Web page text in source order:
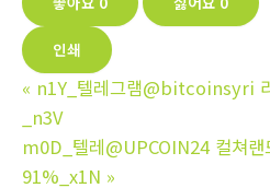
인쇄
« n1Y_텔레그램@bitcoinsyri
_n3V
m0D_텔레@UPCOIN24 컬쳐
91%_x1N »